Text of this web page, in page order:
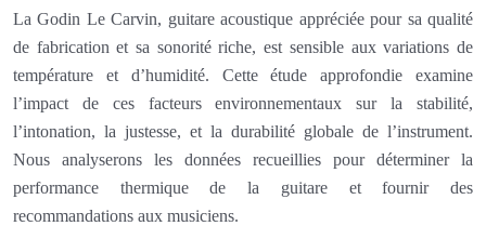
La Godin Le Carvin, guitare acoustique appréciée pour sa qualité
de fabrication et sa sonorité riche, est sensible aux variations de
température et d’humidité. Cette étude approfondie examine
l’impact de ces facteurs environnementaux sur la stabilité,
l’intonation, la justesse, et la durabilité globale de l’instrument.
Nous analyserons les données recueillies pour déterminer la
performance thermique de la guitare et fournir des
recommandations aux musiciens.